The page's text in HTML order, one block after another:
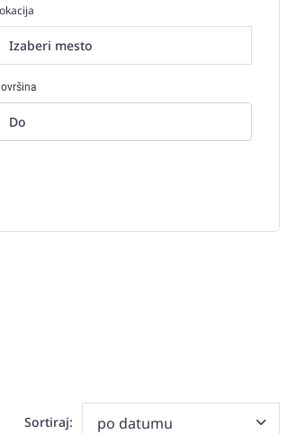
Izaberi mesto
Sortiraj: po datumu